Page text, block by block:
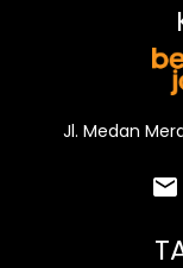
Jl. Medan
email